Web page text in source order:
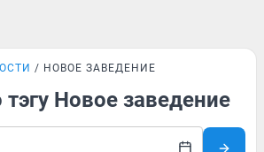
НОВОЕ ЗАВЕДЕНИЕ
Новое заведение